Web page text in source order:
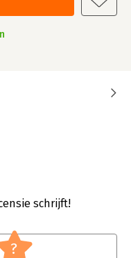
schrijft!
?